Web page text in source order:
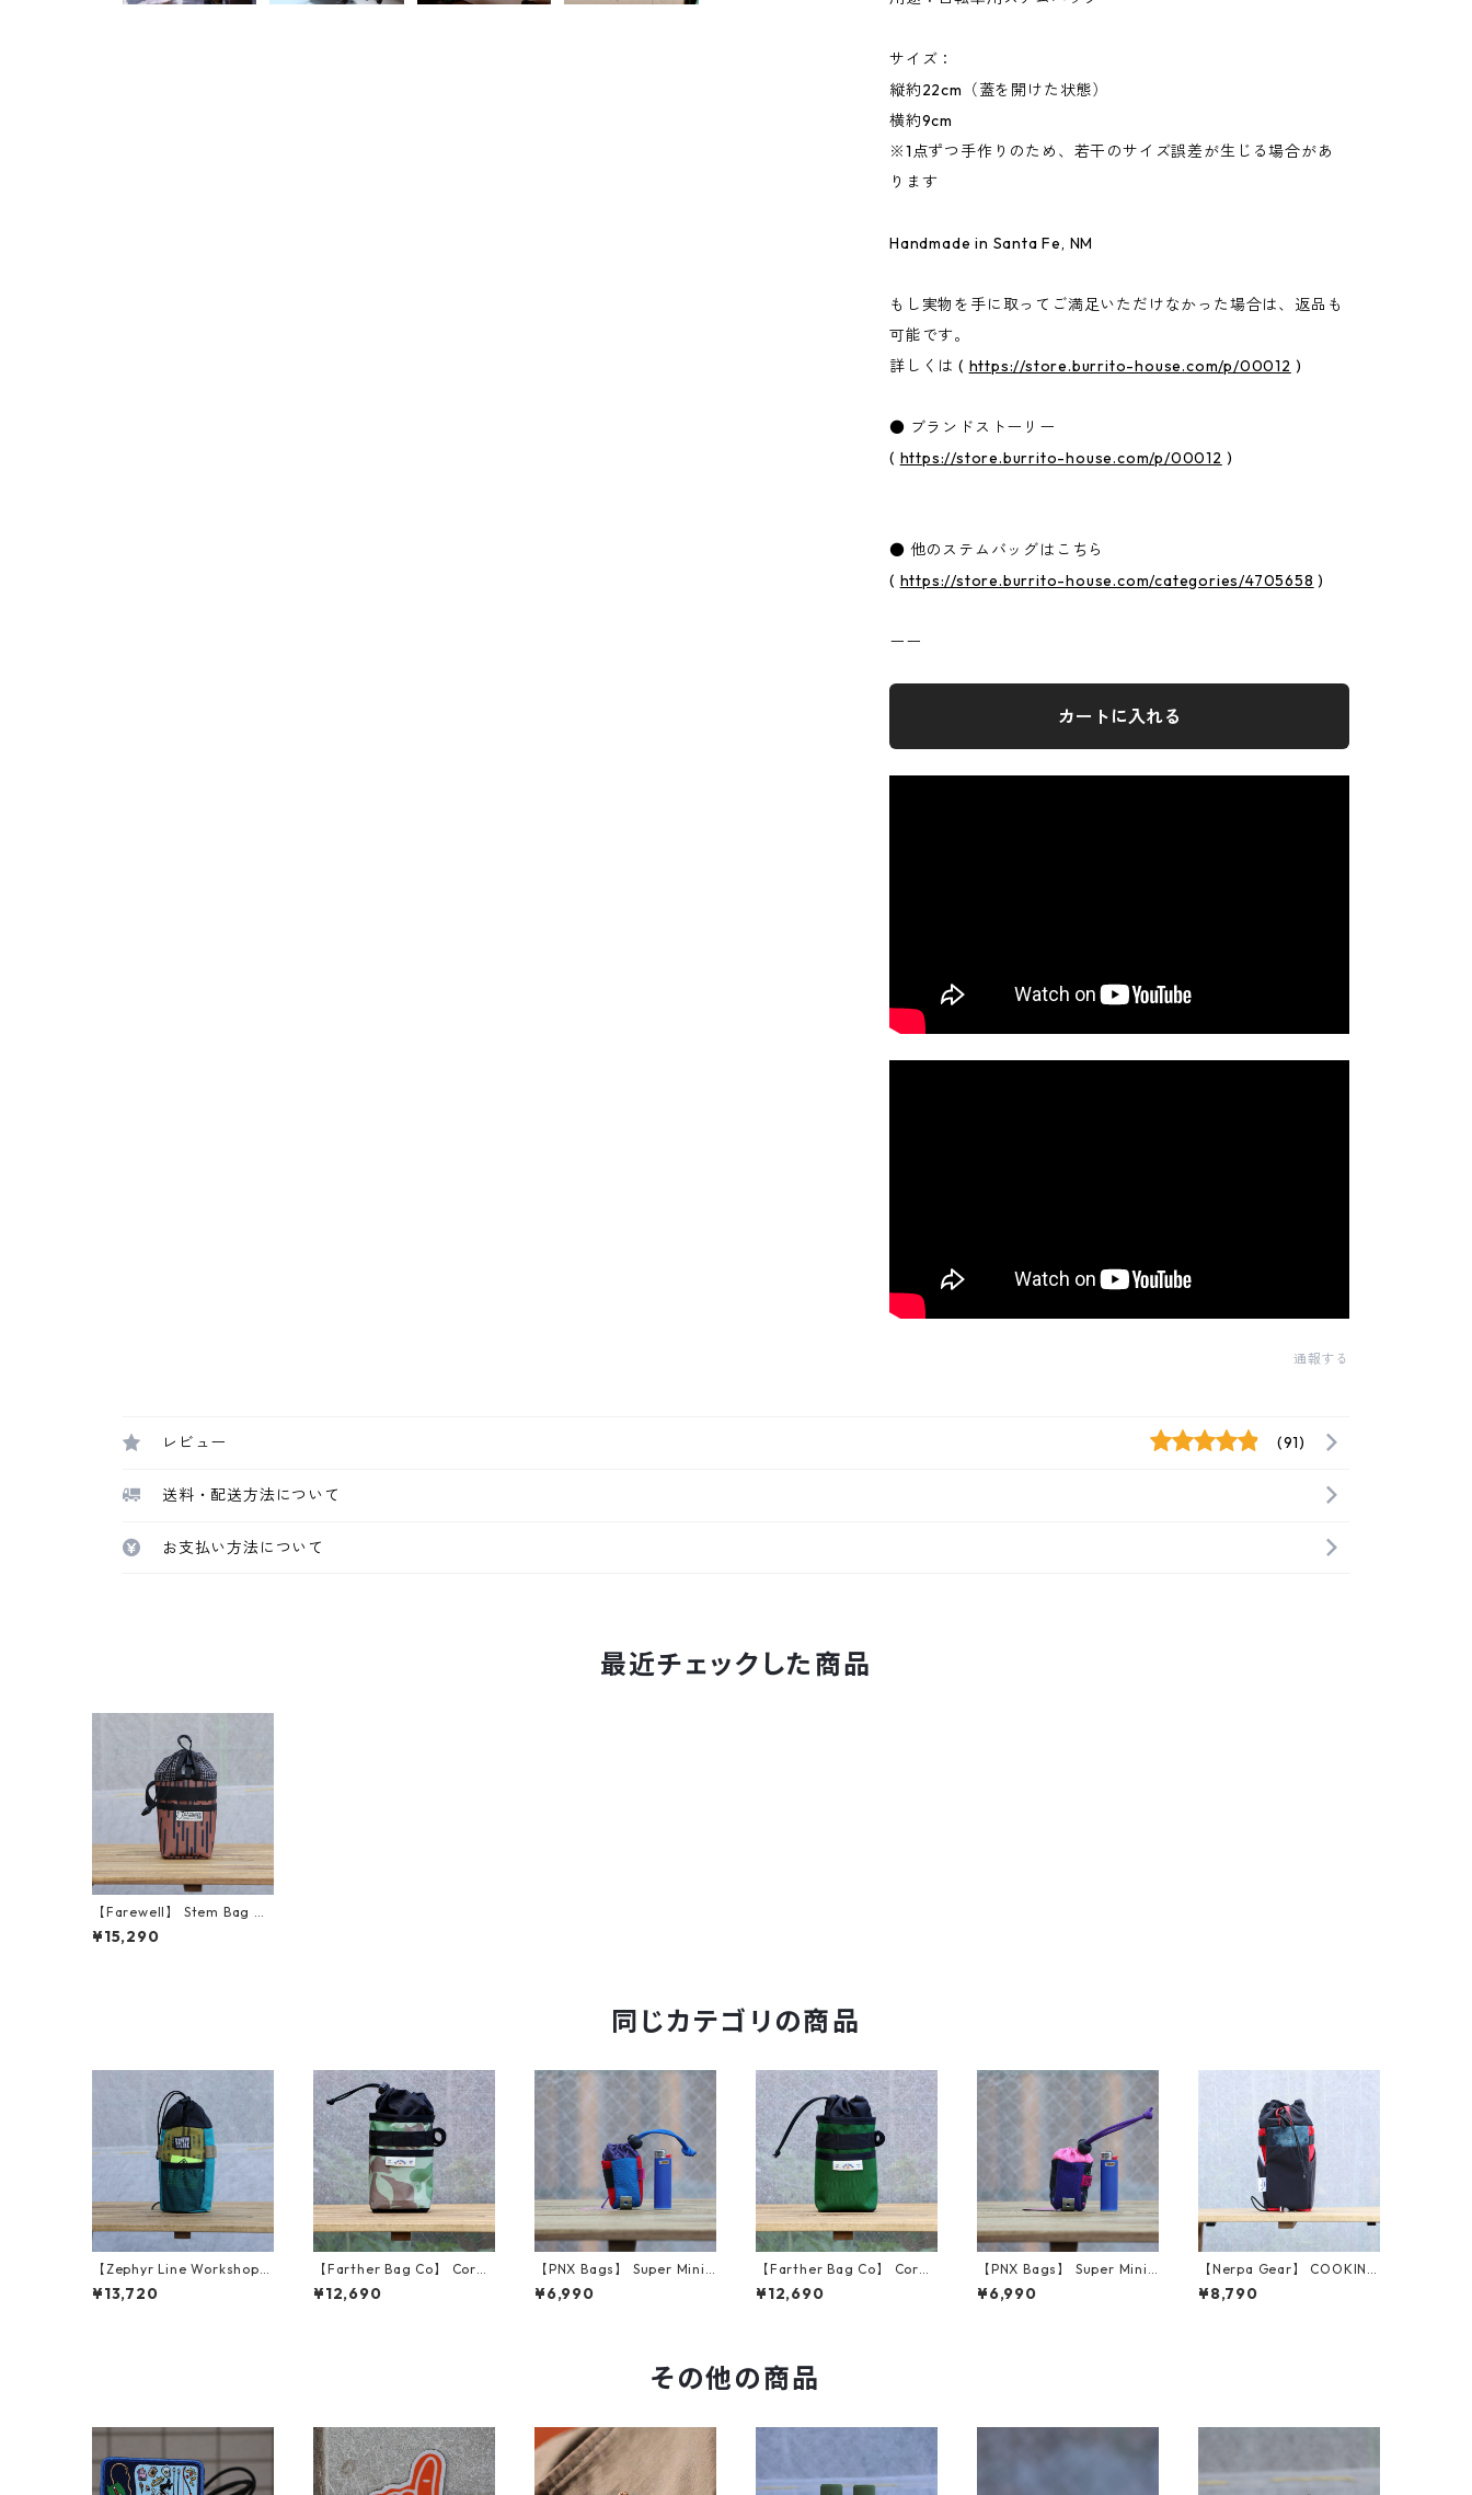
サイズ：
縦約22cm（蓋を開けた状態）
横約9cm
※1点ずつ手作りのため、若干のサイズ誤差が生じる場合があ
ります
Handmade in Santa Fe, NM
もし実物を手に取ってご満足いただけなかった場合は、返品も
可能です。
詳しくは ( https://store.burrito-house.com/p/00012 )
● ブランドストーリー
( https://store.burrito-house.com/p/00012 )
● 他のステムバッグはこちら
( https://store.burrito-house.com/categories/4705658 )
ーー
カートに入れる
通報する
レビュー (91)
送料・配送方法について
お支払い方法について
最近チェックした商品
【Farewell】 Stem Bag V2
（Brawn Rain Camo）
¥15,290
同じカテゴリの商品
【Zephyr Line Workshop】
Snacky Sacks (Teal/Black)
¥13,720
【Farther Bag Co】 Corne
r Pocket Stem Bag (Frogs
kin Camo)
¥12,690
【PNX Bags】 Super Mini
（Blue/Red）
¥6,990
【Farther Bag Co】 Corne
r Pocket Stem Bag (Fores
t Green)
¥12,690
【PNX Bags】 Super Mini
（Purple/Pink）
¥6,990
【Nerpa Gear】 COOKING
STEM BAG (Blue Camo Fro
nt)
¥8,790
その他の商品